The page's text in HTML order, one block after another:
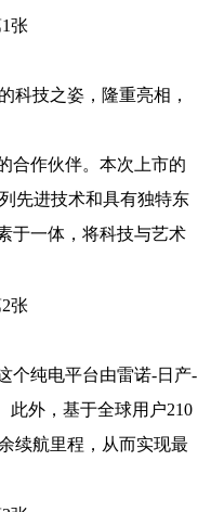
科技之姿，隆重亮相，
合作伙伴。本次上市的
先进技术和具有独特东
于一体，将科技与艺术
个纯电平台由雷诺-日产-
此外，基于全球用户210
续航里程，从而实现最